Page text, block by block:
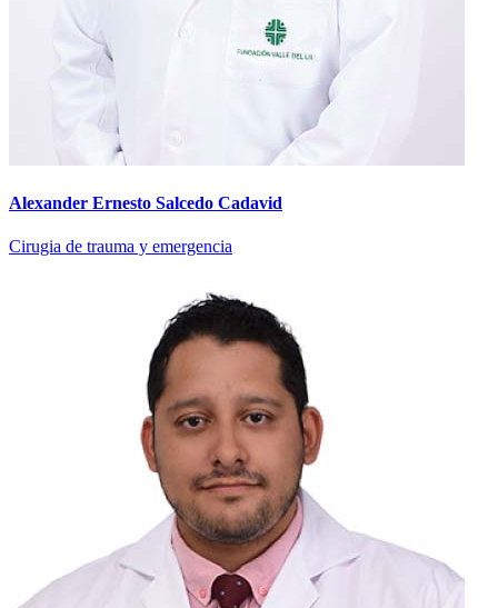
Alexander Ernesto Salcedo Cadavid
Cirugia de trauma y emergencia